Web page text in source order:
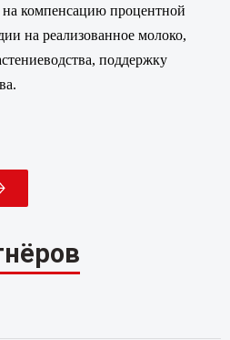
компенсацию процентной
на реализованное молоко,
поддержку